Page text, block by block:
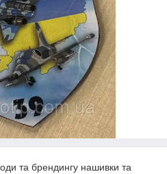
та брендингу нашивки та